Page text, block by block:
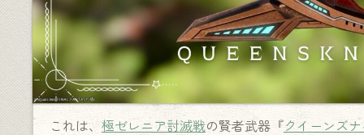
これは、 極ゼレニア討滅戦の賢者武器『クイーンズ